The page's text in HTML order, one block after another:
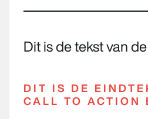
Dit is de tekst van
DIT IS DE
CALL TO ACTION